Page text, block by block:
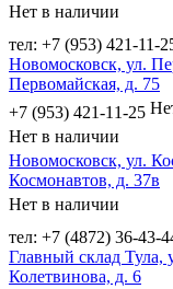
Нет в наличии
тел: +7 (953) 421-11-
Новомосковск, ул.
Первомайская, д. 75
+7 (953) 421-11-25
Нет в наличии
Новомосковск, ул.
Космонавтов, д. 37в
Нет в наличии
тел: +7 (4872) 36-43-
Главный склад Тула,
Колетвинова, д. 6